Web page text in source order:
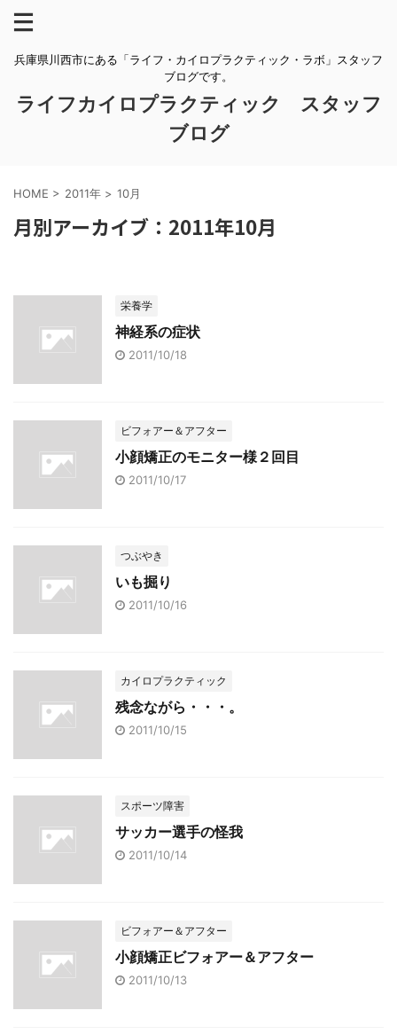
兵庫県川西市にある「ライフ・カイロプラクティック・ラボ」スタッフ
ブログです。
ライフカイロプラクティック スタッフ
ブログ
HOME > 2011年 > 10月
月別アーカイブ：2011年10月
栄養学
神経系の症状
2011/10/18
ビフォアー＆アフター
小顔矯正のモニター様２回目
2011/10/17
つぶやき
いも掘り
2011/10/16
カイロプラクティック
残念ながら・・・。
2011/10/15
スポーツ障害
サッカー選手の怪我
2011/10/14
ビフォアー＆アフター
小顔矯正ビフォアー＆アフター
2011/10/13